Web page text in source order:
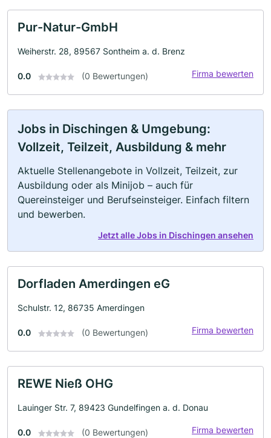
Pur-Natur-GmbH
Weiherstr. 28, 89567 Sontheim a. d. Brenz
0.0 (0 Bewertungen) Firma bewerten
Jobs in Dischingen & Umgebung:
Vollzeit, Teilzeit, Ausbildung & mehr
Aktuelle Stellenangebote in Vollzeit, Teilzeit, zur
Ausbildung oder als Minijob – auch für
Quereinsteiger und Berufseinsteiger. Einfach filtern
und bewerben.
Jetzt alle Jobs in Dischingen ansehen
Dorfladen Amerdingen eG
Schulstr. 12, 86735 Amerdingen
0.0 (0 Bewertungen) Firma bewerten
REWE Nieß OHG
Lauinger Str. 7, 89423 Gundelfingen a. d. Donau
0.0 (0 Bewertungen) Firma bewerten